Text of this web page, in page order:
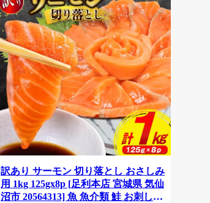
訳あり サーモン 切り落とし おさしみ
用 1kg 125gx8p [足利本店 宮城県 気仙
沼市 20564313] 魚 魚介類 鮭 お刺し身